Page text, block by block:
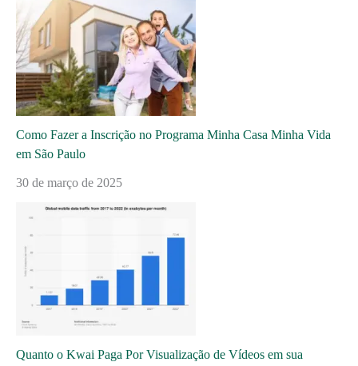
Como Fazer a Inscrição no Programa Minha Casa Minha Vida
em São Paulo
30 de março de 2025
Quanto o Kwai Paga Por Visualização de Vídeos em sua